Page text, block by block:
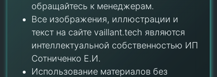
обращайтесь к менеджерам.
Все изображения, иллюстрации и
текст на сайте vaillant.tech являются
интеллектуальной собственностью ИП
Сотниченко Е.И.
Использование материалов без